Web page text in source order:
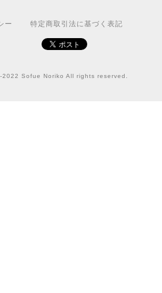
ー 特定商取引法に基づく表記
Sofue Noriko All rights reserved.